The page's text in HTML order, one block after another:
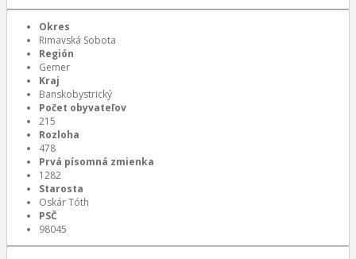
Okres
Rimavská Sobota
Región
Gemer
Kraj
Banskobystrický
Počet obyvateľov
215
Rozloha
478
Prvá písomná zmienka
1282
Starosta
Oskár Tóth
PSČ
98045